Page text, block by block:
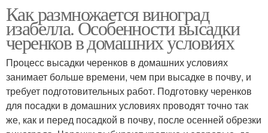
Как размножается виноград
изабелла. Особенности высадки
черенков в домашних условиях
Процесс высадки черенков в домашних условиях
занимает больше времени, чем при высадке в почву, и
требует подготовительных работ. Подготовку черенков
для посадки в домашних условиях проводят точно так
же, как и перед посадкой в почву, после осенней обрезки